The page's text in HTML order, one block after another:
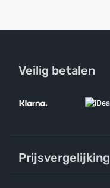
Veilig betalen
Prijsvergelijking